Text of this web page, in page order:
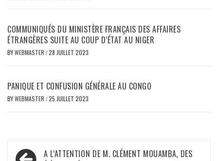
COMMUNIQUÉS DU MINISTÈRE FRANÇAIS DES AFFAIRES
ÉTRANGÈRES SUITE AU COUP D’ÉTAT AU NIGER
BYWEBMASTER /28 JUILLET 2023
PANIQUE ET CONFUSION GÉNÉRALE AU CONGO
BYWEBMASTER /25 JUILLET 2023
NavigationA L’ATTENTION DE M. CLÉMENT MOUAMBA, DES